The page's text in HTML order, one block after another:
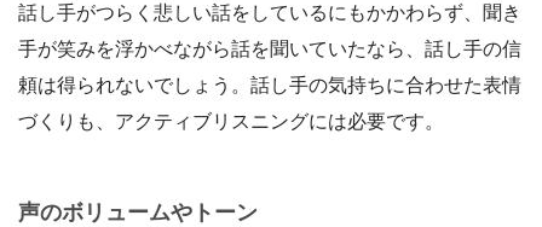
話し手がつらく悲しい話をしているにもかかわらず、聞き
手が笑みを浮かべながら話を聞いていたなら、話し手の信
頼は得られないでしょう。話し手の気持ちに合わせた表情
づくりも、アクティブリスニングには必要です。
声のボリュームやトーン